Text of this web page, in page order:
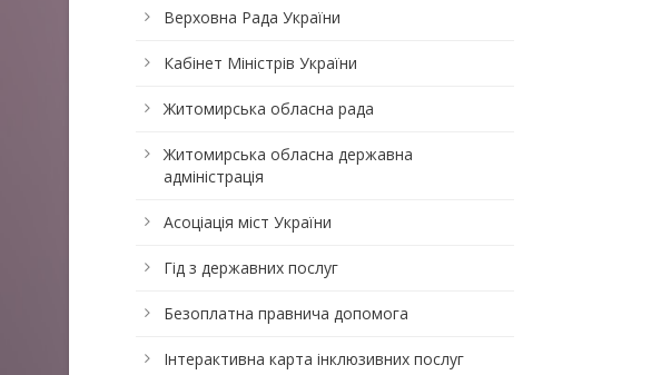
Верховна Рада України
Кабінет Міністрів України
Житомирська обласна рада
Житомирська обласна державна
адміністрація
Асоціація міст України
Гід з державних послуг
Безоплатна правнича допомога
Інтерактивна карта інклюзивних послуг